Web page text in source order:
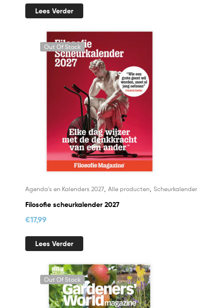
Lees Verder
Out Of Stock
Agenda's en Kalenders 2027, Alle producten Scheurkalender
Filosofie scheurkalender 2027
€17,99
Lees Verder
Out Of Stock